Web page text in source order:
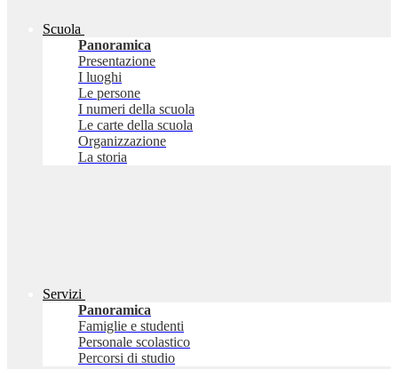
Scuola
Panoramica
Presentazione
I luoghi
Le persone
I numeri della scuola
Le carte della scuola
Organizzazione
La storia
Servizi
Panoramica
Famiglie e studenti
Personale scolastico
Percorsi di studio